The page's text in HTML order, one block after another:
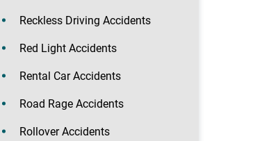
Reckless Driving Accidents
Red Light Accidents
Rental Car Accidents
Road Rage Accidents
Rollover Accidents